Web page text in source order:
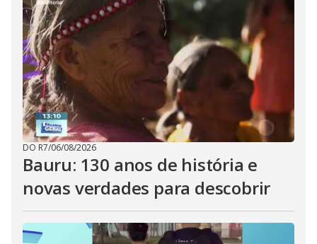
DO R7/06/08/2026
Bauru: 130 anos de história e
novas verdades para descobrir